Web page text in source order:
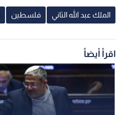
الملك عبد الله الثاني فلسطين
اقرأ أيضاً